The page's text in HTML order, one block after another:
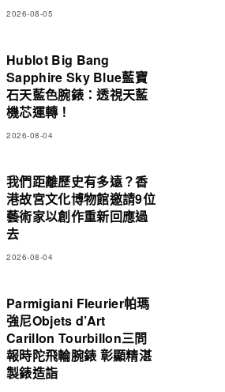
2026-08-05
Hublot Big Bang
Sapphire Sky Blue藍寶
石天藍色腕錶：透視天藍
機芯運轉！
2026-08-04
我們距離歷史有多遠？香
港故宮文化博物館邀請9位
藝術家以創作重新回應過
去
2026-08-04
Parmigiani Fleurier帕瑪
強尼Objets d’Art
Carillon Tourbillon三問
報時陀飛輪腕錶 彰顯精湛
製錶造詣